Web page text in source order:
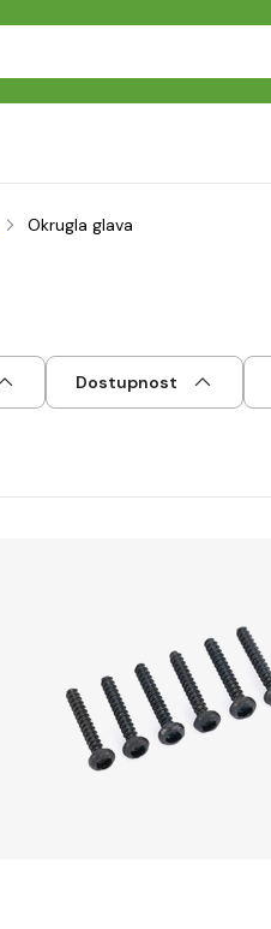
Okrugla glava
Dostupnost